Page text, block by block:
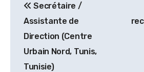
de
l’article
Secrétaire /
Assistante de
Direction (Centre
Urbain Nord, Tunis,
Tunisie)